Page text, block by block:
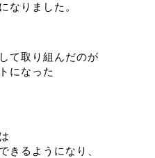
なりました。
て取り組んだのが
になった
きるようになり、